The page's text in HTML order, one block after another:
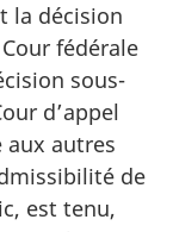
la décision
fédérale
sous-
d’appel
aux autres
de
est tenu,